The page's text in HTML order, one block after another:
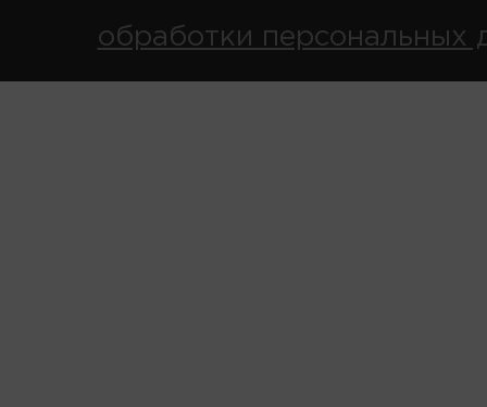
обработки персональных